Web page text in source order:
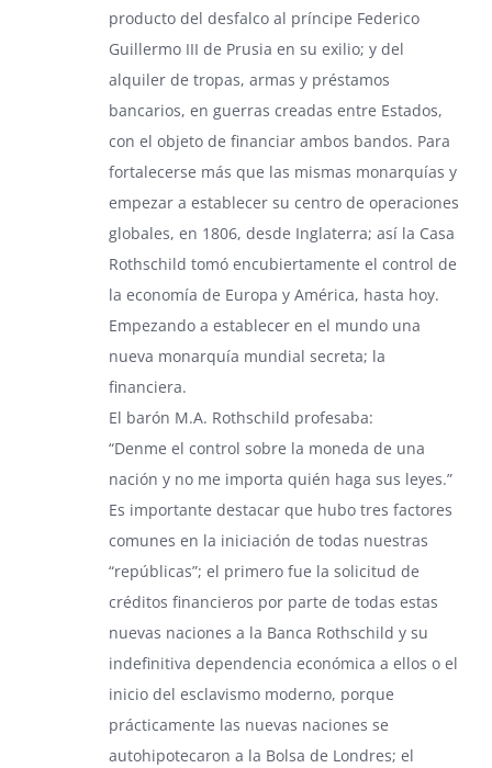
producto del desfalco al príncipe Federico
Guillermo III de Prusia en su exilio; y del
alquiler de tropas, armas y préstamos
bancarios, en guerras creadas entre Estados,
con el objeto de financiar ambos bandos. Para
fortalecerse más que las mismas monarquías y
empezar a establecer su centro de operaciones
globales, en 1806, desde Inglaterra; así la Casa
Rothschild tomó encubiertamente el control de
la economía de Europa y América, hasta hoy.
Empezando a establecer en el mundo una
nueva monarquía mundial secreta; la
financiera.
El barón M.A. Rothschild profesaba:
“Denme el control sobre la moneda de una
nación y no me importa quién haga sus leyes.”
Es importante destacar que hubo tres factores
comunes en la iniciación de todas nuestras
“repúblicas”; el primero fue la solicitud de
créditos financieros por parte de todas estas
nuevas naciones a la Banca Rothschild y su
indefinitiva dependencia económica a ellos o el
inicio del esclavismo moderno, porque
prácticamente las nuevas naciones se
autohipotecaron a la Bolsa de Londres; el